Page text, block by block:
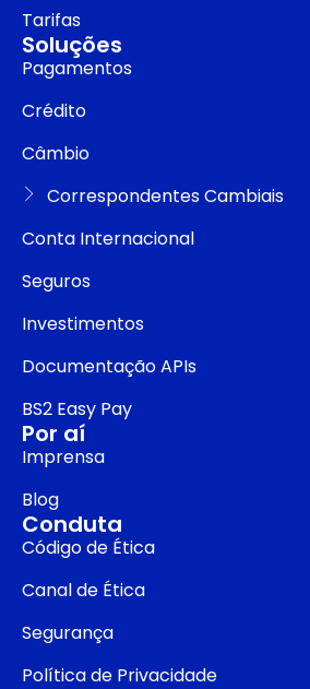
Tarifas
Soluções
Pagamentos
Crédito
Câmbio
Correspondentes Cambiais
Conta Internacional
Seguros
Investimentos
Documentação APIs
BS2 Easy Pay
Por aí
Imprensa
Blog
Conduta
Código de Ética
Canal de Ética
Segurança
Política de Privacidade